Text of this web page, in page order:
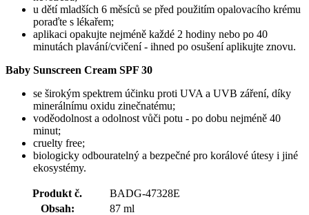
u dětí mladších 6 měsíců se před použitím opalovacího krému
poraďte s lékařem;
aplikaci opakujte nejméně každé 2 hodiny nebo po 40
minutách plavání/cvičení - ihned po osušení aplikujte znovu.
Baby Sunscreen Cream SPF 30
se širokým spektrem účinku proti UVA a UVB záření, díky
minerálnímu oxidu zinečnatému;
voděodolnost a odolnost vůči potu - po dobu nejméně 40
minut;
cruelty free;
biologicky odbouratelný a bezpečné pro korálové útesy i jiné
ekosystémy.
Produkt č.
BADG-47328E
Obsah:
87 ml